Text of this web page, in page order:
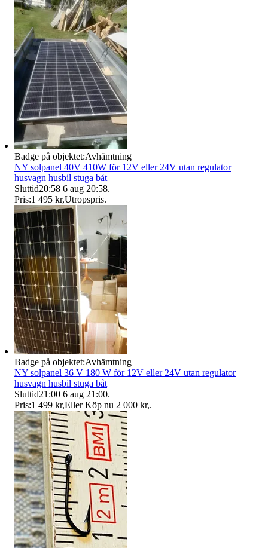
Badge på objektet:Avhämtning
NY solpanel 40V 410W för 12V eller 24V utan regulator
husvagn husbil stuga båt
Sluttid20:58 6 aug 20:58.
Pris:1 495 kr,Utropspris.
Badge på objektet:Avhämtning
NY solpanel 36 V 180 W för 12V eller 24V utan regulator
husvagn husbil stuga båt
Sluttid21:00 6 aug 21:00.
Pris:1 499 kr,Eller Köp nu 2 000 kr,.